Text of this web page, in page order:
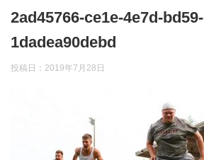
2ad45766-ce1e-4e7d-bd59-
1dadea90debd
投稿日： 2019年7月28日